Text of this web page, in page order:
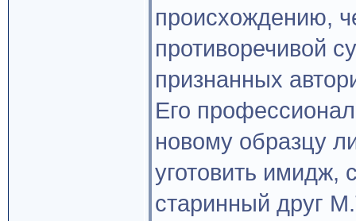
происхождению,
противоречивой
признанных
Его
новому образцу
уготовить имидж,
старинный друг